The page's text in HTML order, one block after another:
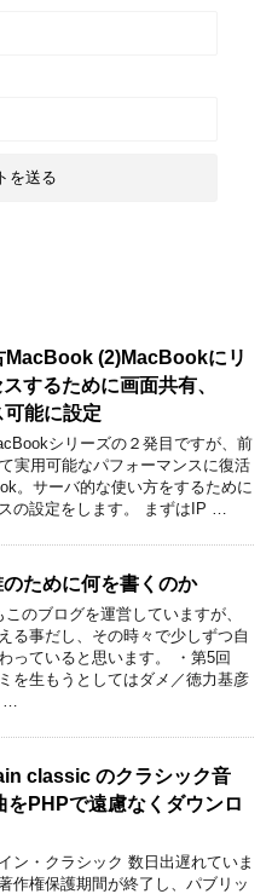
MacBook (2)MacBookにリ
するために画面共有、
能に設定
シリーズの２発目ですが、前
実用可能なパフォーマンスに復活
。サーバ的な使い方をするために
の設定をします。 まずはIP …
ために何を書くのか
のブログを運営していますが、
る事だし、その時々で少しずつ自
っていると思います。 ・第5回
を生もうとしてはダメ／徳力基彦
classic のクラシック音
をPHPで遠慮なくダウンロ
ン・クラシック 数日出遅れていま
作権保護期間が終了し、パブリッ